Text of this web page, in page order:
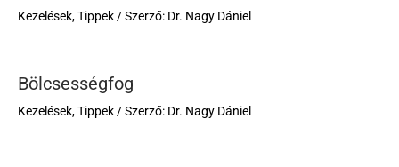
Kezelések,Tippek/ Szerző: Dr. Nagy Dániel
Bölcsességfog
Kezelések,Tippek/ Szerző: Dr. Nagy Dániel